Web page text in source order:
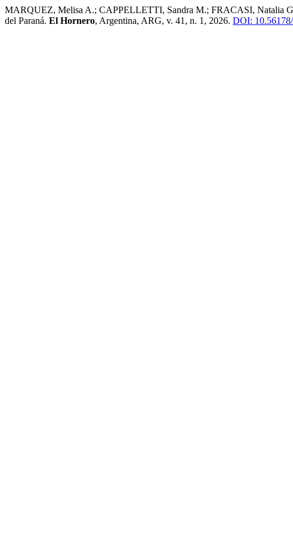
MARQUEZ, Melisa A.; CAPPELLETTI, Sandra M.; FRACASI, Natalia G.;
del Paraná. El Hornero, Argentina, ARG, v. 41, n. 1, 2026. DOI: